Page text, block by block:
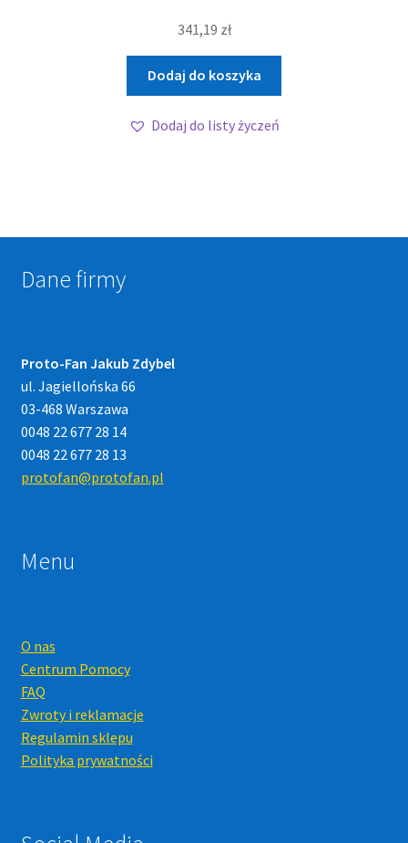
341,19 zł
Dodaj do koszyka
Dodaj do listy życzeń
Dane firmy
Proto-Fan Jakub Zdybel
ul. Jagiellońska 66
03-468 Warszawa
0048 22 677 28 14
0048 22 677 28 13
protofan@protofan.pl
Menu
O nas
Centrum Pomocy
FAQ
Zwroty i reklamacje
Regulamin sklepu
Polityka prywatności